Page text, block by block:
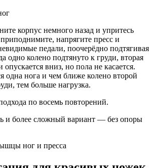
корпус немного назад и упритесь
напрягите пресс и
педали, поочерёдно подтягивая
одно колено подтянуто к груди, вторая
вниз, но пола не касается.
одна нога и чем ближе колено второй
тем больше нагрузка.
по восемь повторений.
и более сложный вариант — без опоры